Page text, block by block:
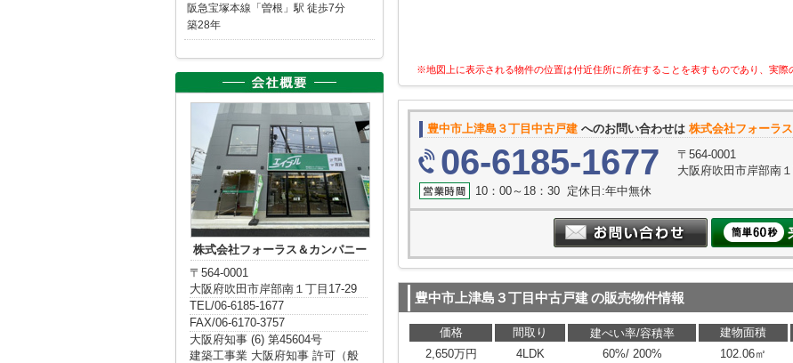
※地図上に表示される物件の位置は付近住所に所在することを表すものであり、実際
豊中市上津島３丁目中古戸建 へのお問い合わせは 株式会社フォーラ
06-6185-1677
〒564-0001
大阪府吹田市岸部南
10：00～18：30 定休日:年中無休
豊中市上津島３丁目中古戸建の販売物件情報
価格 間取り 建ぺい率/容積率 建物面積
2,650万円
4LDK 60%/ 200% 102.06㎡
阪急宝塚本線「曽根」駅 徒歩7分
築28年
株式会社フォーラス＆カンパニー
〒564-0001
大阪府吹田市岸部南１丁目17-29
TEL/06-6185-1677
FAX/06-6170-3757
大阪府知事 (6) 第45604号
建築工事業 大阪府知事 許可（般